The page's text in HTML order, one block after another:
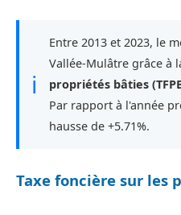
ℹ
Entre 2013 et 2023, le
Vallée-Mulâtre grâce à
propriétés bâties
Par rapport à l'année
hausse de +5.71%.
Taxe foncière sur les